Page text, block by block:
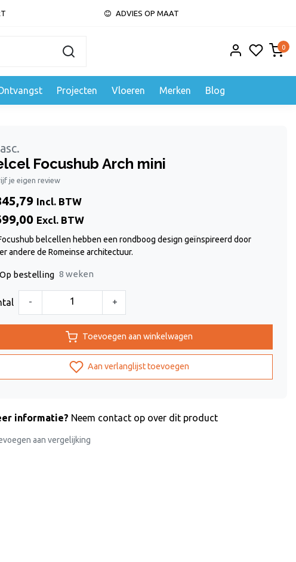
ADVIES OP MAAT
0
Projecten Vloeren Merken Blog
Focushub Arch mini
je eigen review
Incl. BTW
Excl. BTW
belcellen hebben een rondboog design geïnspireerd door
andere de Romeinse architectuur.
Op bestelling 8 weken
- +
Toevoegen aan winkelwagen
Aan verlanglijst toevoegen
informatie? Neem contact op over dit product
aan vergelijking